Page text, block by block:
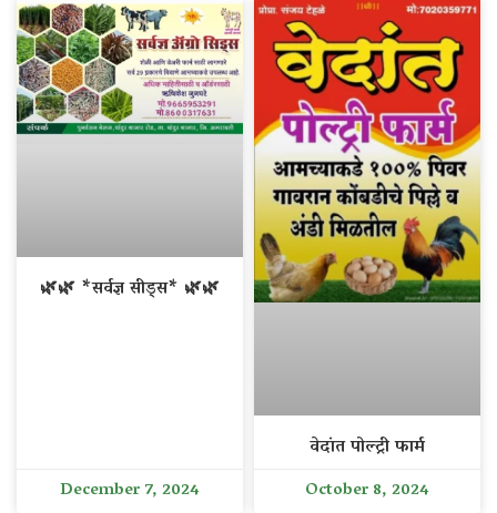
🌿🌿 *सर्वज्ञ सीड्स* 🌿🌿
December 7, 2024
वेदांत पोल्ट्री फार्म
October 8, 2024